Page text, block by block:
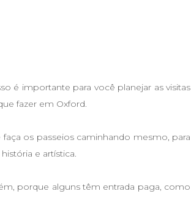
é importante para você planejar as visitas
fazer em Oxford.
os passeios caminhando mesmo, para
e artística.
porque alguns têm entrada paga, como